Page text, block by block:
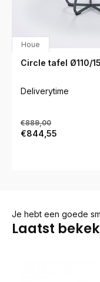
Houe
Circle tafel Ø110/
Deliverytime
€889,00
€844,55
Je hebt een goede
Laatst